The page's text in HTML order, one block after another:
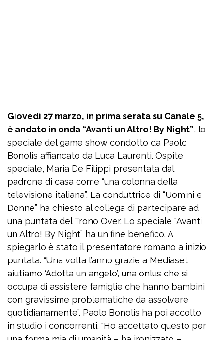
Giovedì 27 marzo, in prima serata su Canale 5,
è andato in onda “Avanti un Altro! By Night”, lo
speciale del game show condotto da Paolo
Bonolis affiancato da Luca Laurenti. Ospite
speciale, Maria De Filippi presentata dal
padrone di casa come “una colonna della
televisione italiana”. La conduttrice di “Uomini e
Donne” ha chiesto al collega di partecipare ad
una puntata del Trono Over. Lo speciale “Avanti
un Altro! By Night” ha un fine benefico. A
spiegarlo è stato il presentatore romano a inizio
puntata: “Una volta l’anno grazie a Mediaset
aiutiamo ‘Adotta un angelo’, una onlus che si
occupa di assistere famiglie che hanno bambini
con gravissime problematiche da assolvere
quotidianamente”. Paolo Bonolis ha poi accolto
in studio i concorrenti. “Ho accettato questo per